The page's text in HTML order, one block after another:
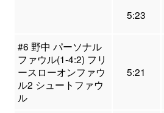
5:23
#6 野中 パーソナル
ファウル(1-4:2) フリ
ースローオンファウ
ル2 シュートファウ
ル
5:21